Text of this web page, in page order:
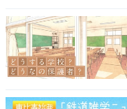
5枚目のシングル『
2000年には『桜坂』
さらに「チイ兄ちゃ